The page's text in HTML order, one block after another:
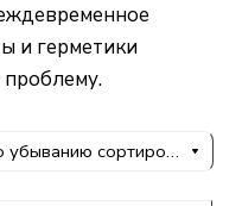
и герметики
По убыванию сортировки